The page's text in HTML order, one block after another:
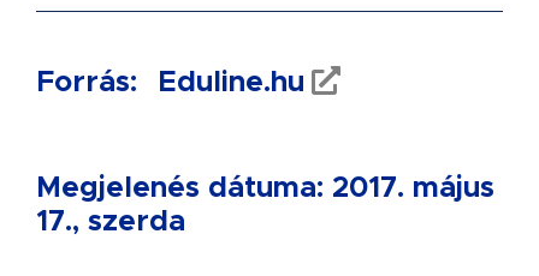
Forrás: Eduline.hu
Megjelenés dátuma: 2017. május
17., szerda